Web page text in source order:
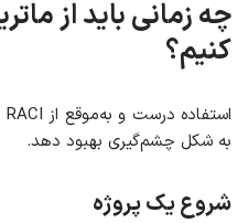
کنیم؟
به شکل چشم‌گیری بهبود دهد.
شروع یک پروژه